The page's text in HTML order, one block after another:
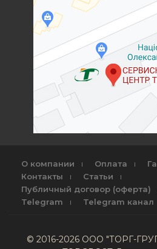
О компании Оплата
Контакты
Статьи
Публичный договор (оферта)
Telegram
Telegram канал
© 2016-2026 ООО "ТОРГ-